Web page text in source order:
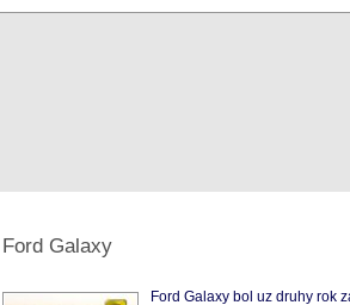
Ford Galaxy
Ford Galaxy bol uz druhy rok